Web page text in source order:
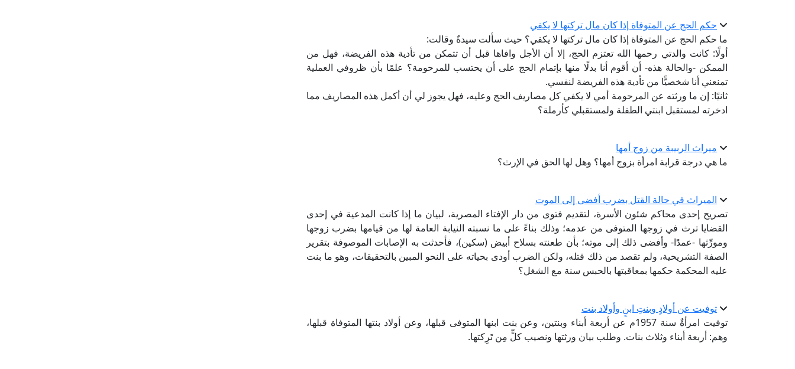
حكم الحج عن المتوفاة إذا كان مال تركتها لا يكفي
ما حكم الحج عن المتوفاة إذا كان مال تركتها لا يكفي؟ حيث سألت سيدةٌ وقالت:
أولًا: كانت والدتي رحمها الله تعتزم الحج، إلا أن الأجل وافاها قبل أن تتمكن من تأدية هذه الفريضة، فهل من
الممكن -والحالة هذه- أن أقوم أنا بدلًا منها بإتمام الحج على أن يحتسب للمرحومة؟ علمًا بأن ظروفي العملية
تمنعني أنا شخصيًّا من تأدية هذه الفريضة لنفسي.
ثانيًا: إن ما ورثته عن المرحومة أمي لا يكفي كل مصاريف الحج وعليه، فهل يجوز لي أن أكمل هذه المصاريف مما
ادخرته لمستقبل ابنتي الطفلة ولمستقبلي كأرملة؟
ميراث الربيبة من زوج أمها
ما هي درجة قرابة امرأة بزوج أمها؟ وهل لها الحق في الإرث؟
الميراث في حالة القتل بضرب أفضى إلى الموت
تصريح إحدى محاكم شئون الأسرة، لتقديم فتوى من دار الإفتاء المصرية، لبيان ما إذا كانت المدعية في إحدى
القضايا ترث في زوجها المتوفى من عدمه؛ وذلك بناءً على ما نسبته النيابة العامة لها من قيامها بضرب زوجها
ومورِّثها -عمدًا- وأفضى ذلك إلى موته؛ بأن طعنته بسلاح أبيض (سكين)، فأحدثت به الإصابات الموصوفة بتقرير
الصفة التشريحية، ولم تقصد من ذلك قتله، ولكن الضرب أودى بحياته على النحو المبين بالتحقيقات، وهو ما بنت
عليه المحكمة حكمها بمعاقبتها بالحبس سنة مع الشغل؟
توفيت عن أولادٍ وبنتِ ابنٍ وأولاد بنت
توفيت امرأةٌ سنة 1957م عن أربعة أبناء وبنتين، وعن بنت ابنها المتوفى قبلها، وعن أولاد بنتها المتوفاة قبلها،
وهم: أربعة أبناء وثلاث بنات. وطلب بيان ورثتها ونصيب كلٍّ مِن تَرِكتها.